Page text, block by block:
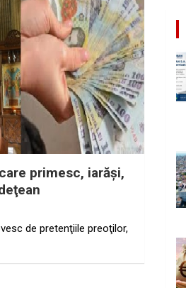
primesc, iarăşi,
de pretenţiile preoţilor,